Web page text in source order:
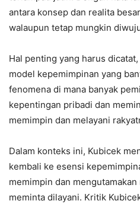
antara konsep dan realita
walaupun tetap mungkin
Hal penting yang harus
model kepemimpinan yang
fenomena di mana banyak
kepentingan pribadi dan
memimpin dan melayani
Dalam konteks ini, Kubicek
kembali ke esensi
memimpin dan
meminta dilayani. Kritik